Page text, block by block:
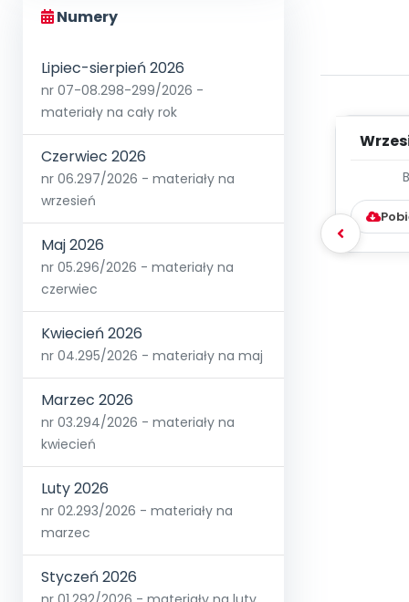
Numery
Lipiec-sierpień 2026
nr 07-08.298-299/2026 -
materiały na cały rok
Czerwiec 2026
nr 06.297/2026 - materiały na
wrzesień
Maj 2026
nr 05.296/2026 - materiały na
czerwiec
Kwiecień 2026
nr 04.295/2026 - materiały na maj
Marzec 2026
nr 03.294/2026 - materiały na
kwiecień
Luty 2026
nr 02.293/2026 - materiały na
marzec
Styczeń 2026